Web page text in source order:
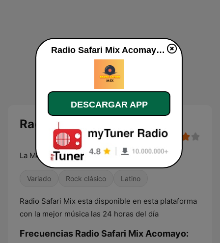
Radio Safari Mix Acomayo
La Mejor Musica Variada
Variado Rock clásico Latino
Radio Safari Mix esta disponible en esta plataforma
con la mejor música las 24 horas del día
Frecuencias Radio Safari Mix Acomayo:
Radio Safari Mix Acomayo en vivo
DESCARGAR APP